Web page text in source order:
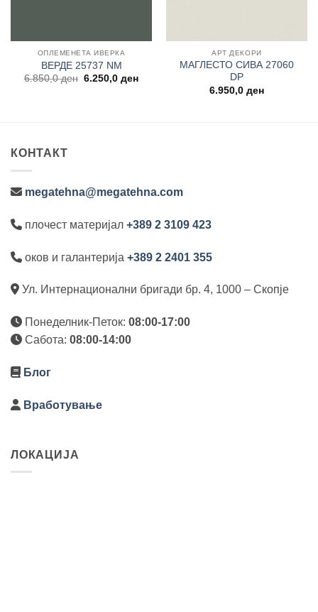
ОПЛЕМЕНЕТА ИВЕРКА
ВЕРДЕ 25737 NM
6.850,0ден Original
6.250,0денCurrent
АРТ ДЕКОРИ
МАГЛЕСТО СИВА 27060
DP
6.950,0 ден
КОНТАКТ
megatehna@megatehna.com
плочест материјал +389 2 3109 423
оков и галантерија +389 2 2401 355
Ул. Интернационални бригади бр. 4, 1000 – Скопје
Понеделник-Петок: 08:00-17:00
Сабота: 08:00-14:00
Блог
Вработување
ЛОКАЦИЈА